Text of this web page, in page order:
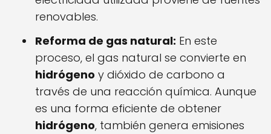
renovables.
Reforma de gas natural: En este
proceso, el gas natural se convierte en
hidrógeno y dióxido de carbono a
través de una reacción química. Aunque
es una forma eficiente de obtener
hidrógeno, también genera emisiones